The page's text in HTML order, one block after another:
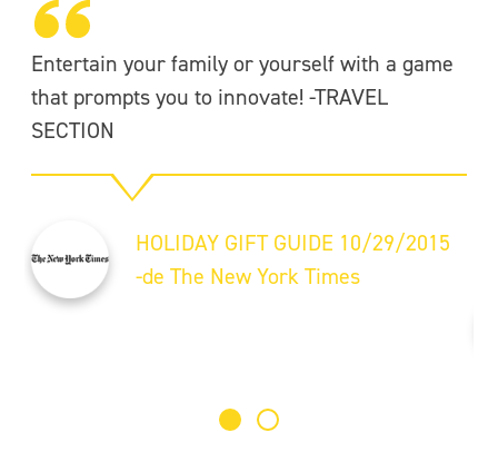
Entertain your family or yourself with a game
that prompts you to innovate! -TRAVEL
SECTION
HOLIDAY GIFT GUIDE 10/29/2015
-de The New York Times